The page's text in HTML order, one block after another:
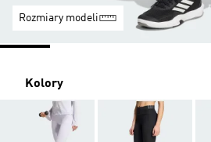
Rozmiary modeli
Kolory